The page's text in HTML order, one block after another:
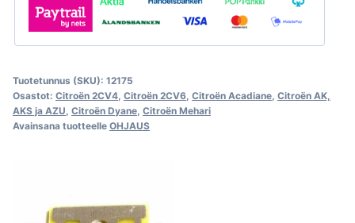
Tuotetunnus (SKU): 12175
Osastot: Citroën 2CV4 Citroën 2CV6 Citroën Acadiane Citroën AK,
AKS ja AZU Citroën Dyane Citroën Mehari
Avainsana tuotteelle OHJAUS